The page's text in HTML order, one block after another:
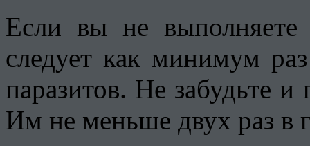
Если вы не выполняете
следует как минимум
паразитов. Не забудьте
Им не меньше двух раз в